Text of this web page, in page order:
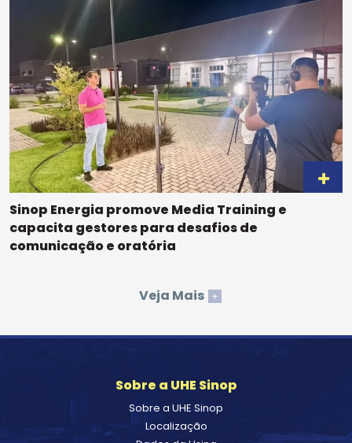
Sinop Energia promove Media Training e
capacita gestores para desafios de
comunicação e oratória
Veja Mais +
Sobre a UHE Sinop
Sobre a UHE Sinop
Localização